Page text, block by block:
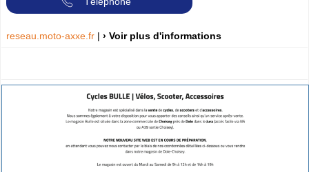
reseau.moto-axxe.fr | › Voir plus d'informations